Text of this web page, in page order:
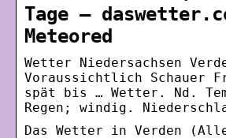
Tage –
Meteored
Wetter Niedersachsen
Voraussichtlich Schauer
spät bis … Wetter. Nd.
Regen; windig.
Das Wetter in Verden